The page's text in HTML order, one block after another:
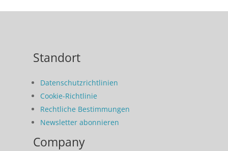
Standort
Datenschutzrichtlinien
Cookie-Richtlinie
Rechtliche Bestimmungen
Newsletter abonnieren
Company